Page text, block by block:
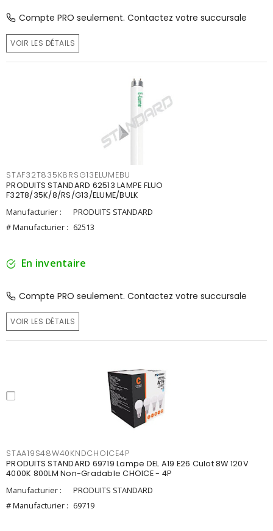
Compte PRO seulement. Contactez votre succursale
VOIR LES DÉTAILS
STAF32T835K8RSG13ELUMEBU
PRODUITS STANDARD 62513 LAMPE FLUO
F32T8/35K/8/RS/G13/ELUME/BULK
Manufacturier :
PRODUITS STANDARD
# Manufacturier : 62513
En inventaire
Compte PRO seulement. Contactez votre succursale
VOIR LES DÉTAILS
STAA19S48W40KNDCHOICE4P
PRODUITS STANDARD 69719 Lampe DEL A19 E26 Culot 8W 120V
4000K 800LM Non-Gradable CHOICE - 4P
Manufacturier :
PRODUITS STANDARD
# Manufacturier : 69719